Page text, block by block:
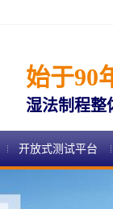
始于90
湿法制程整
开放式测试平台